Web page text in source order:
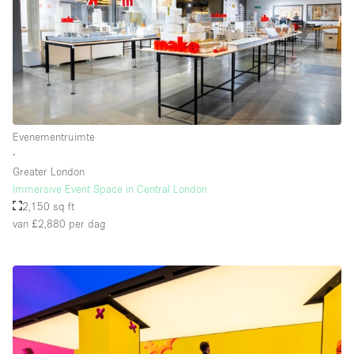
Evenementruimte
∙
Greater London
Immersive Event Space in Central London
2,150 sq ft
van £2,880 per dag